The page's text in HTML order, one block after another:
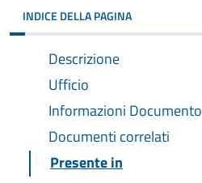
INDICE DELLA PAGINA
Descrizione
Ufficio
Informazioni Documento
Documenti correlati
Presente in